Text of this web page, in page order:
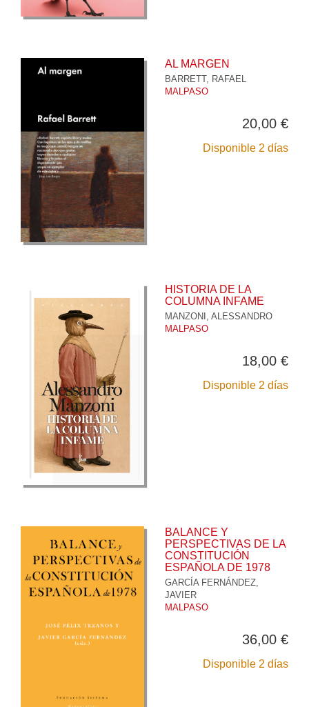
AL MARGEN
BARRETT, RAFAEL
MALPASO
20,00 €
Disponible 2 días
HISTORIA DE LA
COLUMNA INFAME
MANZONI, ALESSANDRO
MALPASO
18,00 €
Disponible 2 días
BALANCE Y
PERSPECTIVAS DE LA
CONSTITUCIÓN
ESPAÑOLA DE 1978
GARCÍA FERNÁNDEZ,
JAVIER
MALPASO
36,00 €
Disponible 2 días